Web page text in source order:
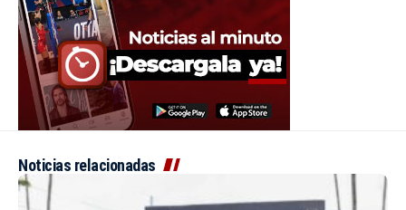
Noticias relacionadas